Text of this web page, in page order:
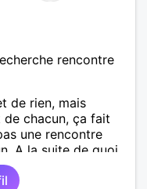
rencontre
de rien, mais
chacun, ça fait
une rencontre
A la suite de quoi
être le grand